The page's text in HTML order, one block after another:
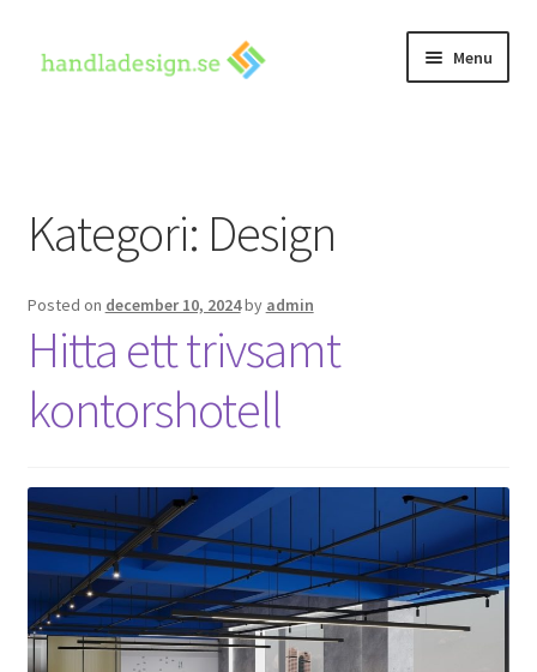
to
to
Menu
Kategori: Design
Posted on december 10, 2024by admin
Hitta ett trivsamt
kontorshotell